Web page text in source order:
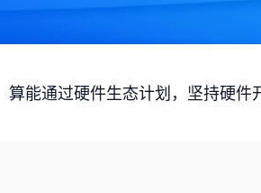
算能通过硬件生态计划，坚持硬件